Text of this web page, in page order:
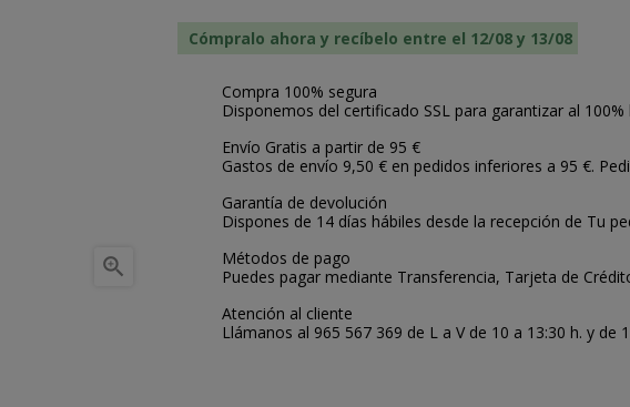

Cómpralo ahora y recíbelo entre el 12/08 y 13/08
Compra 100% segura
Disponemos del certificado SSL para garantizar al
Envío Gratis a partir de 95 €
Gastos de envío 9,50 € en pedidos inferiores a 95 €.
Garantía de devolución
Dispones de 14 días hábiles desde la recepción de Tu
Métodos de pago
Puedes pagar mediante Transferencia, Tarjeta de
Atención al cliente
Llámanos al 965 567 369 de L a V de 10 a 13:30 h. y de